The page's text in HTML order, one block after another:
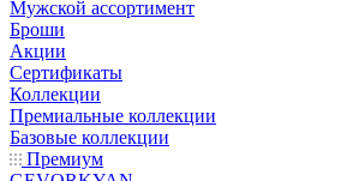
Мужской ассортимент
Броши
Акции
Сертификаты
Коллекции
Премиальные коллекции
Базовые коллекции
Премиум